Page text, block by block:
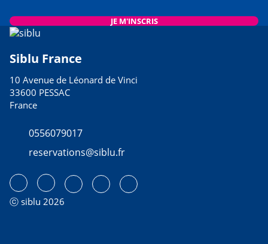
JE M'INSCRIS
Siblu France
10 Avenue de Léonard de Vinci
33600 PESSAC
France
0556079017
reservations@siblu.fr
ⓒ siblu 2026